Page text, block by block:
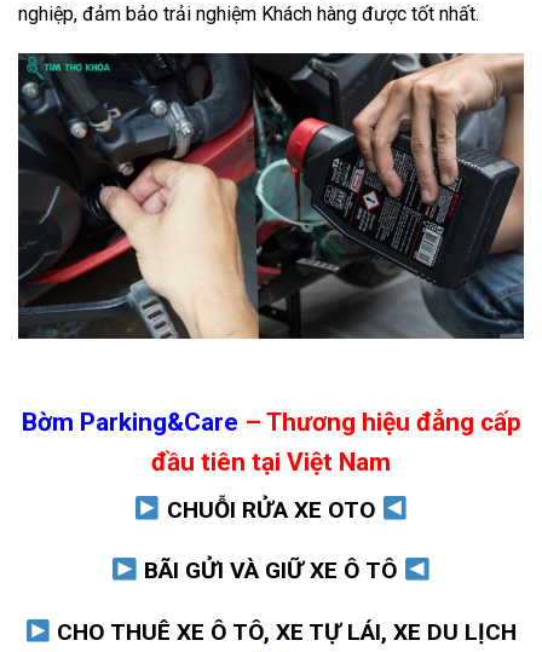
nghiệp, đảm bảo trải nghiệm Khách hàng được tốt nhất.
Bờm Parking&Care – Thương hiệu đẳng cấp
đầu tiên tại Việt Nam
CHUỖI RỬA XE OTO
BÃI GỬI VÀ GIỮ XE Ô TÔ
CHO THUÊ XE Ô TÔ, XE TỰ LÁI, XE DU LỊCH